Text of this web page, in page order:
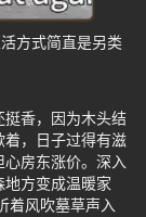
方式简直是另类
挺香，因为木头结
着，日子过得有滋
房东涨价。深入
方变成温暖家
着风吹墓草声入